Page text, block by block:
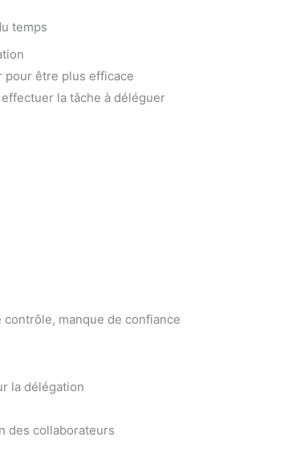
temps
pour être plus efficace
la tâche à déléguer
manque de confiance
la délégation
des collaborateurs